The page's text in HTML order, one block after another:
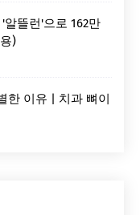
뜰런'으로 162만
)
한 이유 | 치과 뼈이